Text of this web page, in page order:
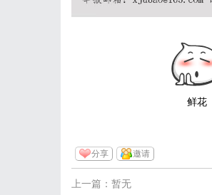
鲜花
分享 邀请
上一篇：暂无